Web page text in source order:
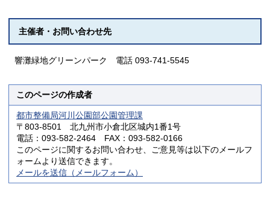
主催者・お問い合わせ先
響灘緑地グリーンパーク 電話 093-741-5545
このページの作成者
都市整備局河川公園部公園管理課
〒803-8501 北九州市小倉北区城内1番1号
電話：093-582-2464 FAX：093-582-0166
このページに関するお問い合わせ、ご意見等は以下のメールフ
ォームより送信できます。
メールを送信（メールフォーム）